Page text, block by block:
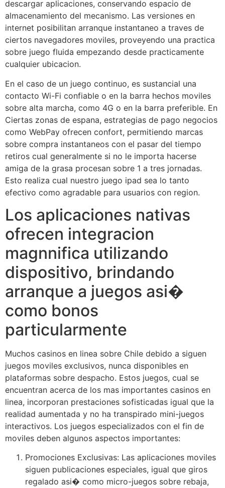
descargar aplicaciones, conservando espacio de
almacenamiento del mecanismo. Las versiones en
internet posibilitan arranque instantaneo a traves de
ciertos navegadores moviles, proveyendo una practica
sobre juego fluida empezando desde practicamente
cualquier ubicacion.
En el caso de un juego continuo, es sustancial una
contacto Wi-Fi confiable o en la barra hechos moviles
sobre alta marcha, como 4G o en la barra preferible. En
Ciertas zonas de espana, estrategias de pago negocios
como WebPay ofrecen confort, permitiendo marcas
sobre compra instantaneos con el pasar del tiempo
retiros cual generalmente si no le importa hacerse
amiga de la grasa procesan sobre 1 a tres jornadas.
Esto realiza cual nuestro juego ipad sea lo tanto
efectivo como agradable para usuarios con region.
Los aplicaciones nativas
ofrecen integracion
magnnifica utilizando
dispositivo, brindando
arranque a juegos asi�
como bonos
particularmente
Muchos casinos en linea sobre Chile debido a siguen
juegos moviles exclusivos, nunca disponibles en
plataformas sobre despacho. Estos juegos, cual se
encuentran acerca de los mas importantes casinos en
linea, incorporan prestaciones sofisticadas igual que la
realidad aumentada y no ha transpirado mini-juegos
interactivos. Los juegos especializados con el fin de
moviles deben algunos aspectos importantes:
Promociones Exclusivas: Las aplicaciones moviles
siguen publicaciones especiales, igual que giros
regalado asi� como micro-juegos sobre rebaja,